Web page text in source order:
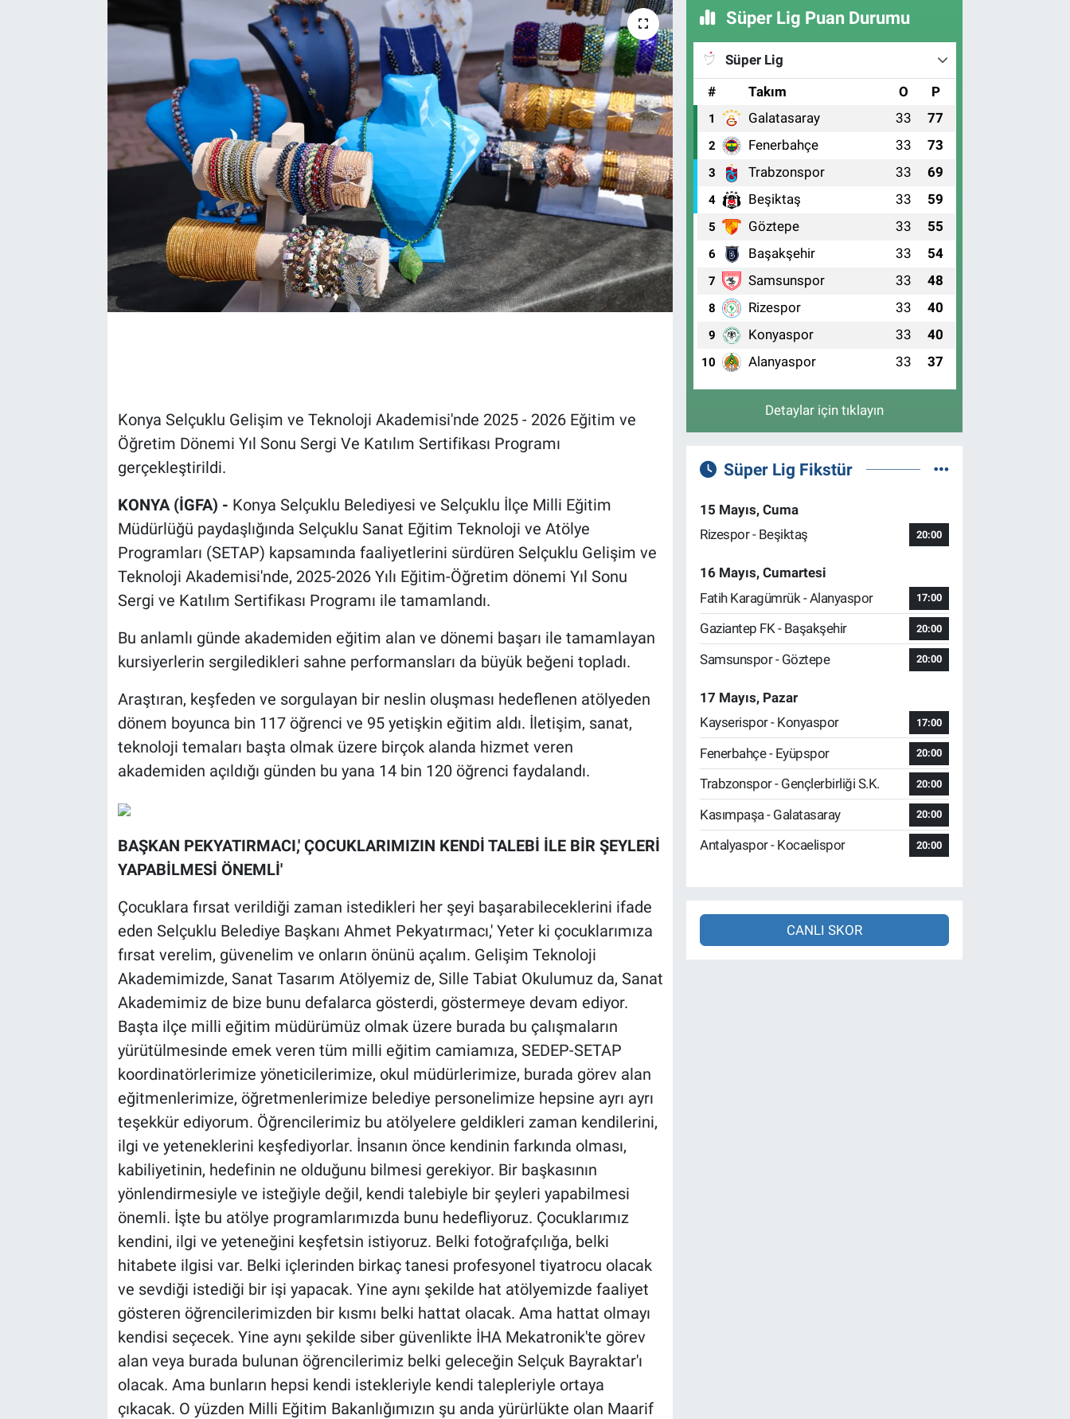
Konya Selçuklu Gelişim ve Teknoloji Akademisi'nde 2025 - 2026 Eğitim ve
Öğretim Dönemi Yıl Sonu Sergi Ve Katılım Sertifikası Programı
gerçekleştirildi.
KONYA (İGFA) - Konya Selçuklu Belediyesi ve Selçuklu İlçe Milli Eğitim
Müdürlüğü paydaşlığında Selçuklu Sanat Eğitim Teknoloji ve Atölye
Programları (SETAP) kapsamında faaliyetlerini sürdüren Selçuklu Gelişim ve
Teknoloji Akademisi'nde, 2025-2026 Yılı Eğitim-Öğretim dönemi Yıl Sonu
Sergi ve Katılım Sertifikası Programı ile tamamlandı.
Bu anlamlı günde akademiden eğitim alan ve dönemi başarı ile tamamlayan
kursiyerlerin sergiledikleri sahne performansları da büyük beğeni topladı.
Araştıran, keşfeden ve sorgulayan bir neslin oluşması hedeflenen atölyeden
dönem boyunca bin 117 öğrenci ve 95 yetişkin eğitim aldı. İletişim, sanat,
teknoloji temaları başta olmak üzere birçok alanda hizmet veren
akademiden açıldığı günden bu yana 14 bin 120 öğrenci faydalandı.
BAŞKAN PEKYATIRMACI,' ÇOCUKLARIMIZIN KENDİ TALEBİ İLE BİR ŞEYLERİ
YAPABİLMESİ ÖNEMLİ'
Çocuklara fırsat verildiği zaman istedikleri her şeyi başarabileceklerini ifade
eden Selçuklu Belediye Başkanı Ahmet Pekyatırmacı,' Yeter ki çocuklarımıza
fırsat verelim, güvenelim ve onların önünü açalım. Gelişim Teknoloji
Akademimizde, Sanat Tasarım Atölyemiz de, Sille Tabiat Okulumuz da, Sanat
Akademimiz de bize bunu defalarca gösterdi, göstermeye devam ediyor.
Başta ilçe milli eğitim müdürümüz olmak üzere burada bu çalışmaların
yürütülmesinde emek veren tüm milli eğitim camiamıza, SEDEP-SETAP
koordinatörlerimize yöneticilerimize, okul müdürlerimize, burada görev alan
eğitmenlerimize, öğretmenlerimize belediye personelimize hepsine ayrı ayrı
teşekkür ediyorum. Öğrencilerimiz bu atölyelere geldikleri zaman kendilerini,
ilgi ve yeteneklerini keşfediyorlar. İnsanın önce kendinin farkında olması,
kabiliyetinin, hedefinin ne olduğunu bilmesi gerekiyor. Bir başkasının
yönlendirmesiyle ve isteğiyle değil, kendi talebiyle bir şeyleri yapabilmesi
önemli. İşte bu atölye programlarımızda bunu hedefliyoruz. Çocuklarımız
kendini, ilgi ve yeteneğini keşfetsin istiyoruz. Belki fotoğrafçılığa, belki
hitabete ilgisi var. Belki içlerinden birkaç tanesi profesyonel tiyatrocu olacak
ve sevdiği istediği bir işi yapacak. Yine aynı şekilde hat atölyemizde faaliyet
gösteren öğrencilerimizden bir kısmı belki hattat olacak. Ama hattat olmayı
kendisi seçecek. Yine aynı şekilde siber güvenlikte İHA Mekatronik'te görev
alan veya burada bulunan öğrencilerimiz belki geleceğin Selçuk Bayraktar'ı
olacak. Ama bunların hepsi kendi istekleriyle kendi talepleriyle ortaya
çıkacak. O yüzden Milli Eğitim Bakanlığımızın şu anda yürürlükte olan Maarif
Süper Lig Puan Durumu
Süper Lig
#
Takım O P
1 Galatasaray 33 77
2 Fenerbahçe 33 73
3 Trabzonspor 33 69
4 Beşiktaş 33 59
5 Göztepe 33 55
6 Başakşehir 33 54
7 Samsunspor 33 48
8 Rizespor 33 40
9 Konyaspor 33 40
10 Alanyaspor 33 37
Detaylar için tıklayın
Süper Lig Fikstür
15 Mayıs, Cuma
Rizespor - Beşiktaş
20:00
16 Mayıs, Cumartesi
Fatih Karagümrük - Alanyaspor
17:00
Gaziantep FK - Başakşehir 20:00
Samsunspor - Göztepe 20:00
17 Mayıs, Pazar
Kayserispor - Konyaspor
17:00
Fenerbahçe - Eyüpspor 20:00
Trabzonspor - Gençlerbirliği S.K. 20:00
Kasımpaşa - Galatasaray 20:00
Antalyaspor - Kocaelispor 20:00
CANLI SKOR